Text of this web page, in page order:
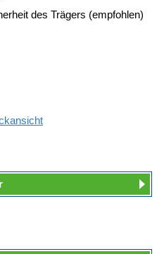
des Trägers (empfohlen)